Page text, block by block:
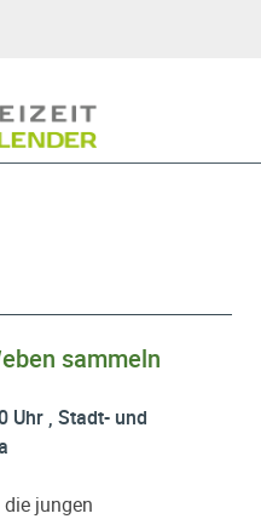
sammeln
Uhr , Stadt- und
jungen